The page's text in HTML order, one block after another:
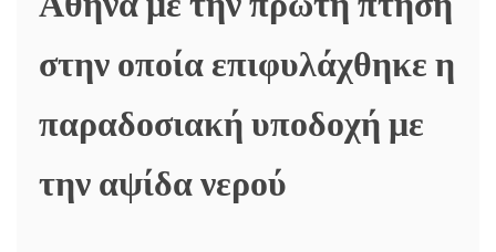
στην οποία επιφυλάχθηκε η
παραδοσιακή υποδοχή με
την αψίδα νερού